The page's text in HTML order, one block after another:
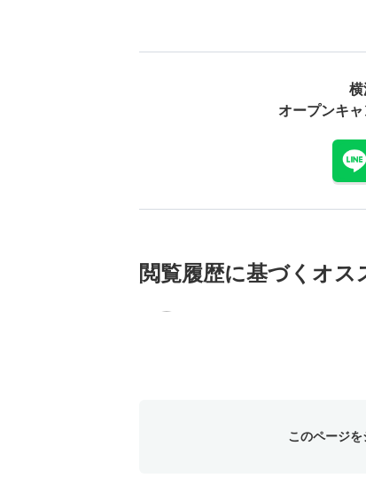
横
オープンキャ
閲覧履歴に基づく オス
このページを